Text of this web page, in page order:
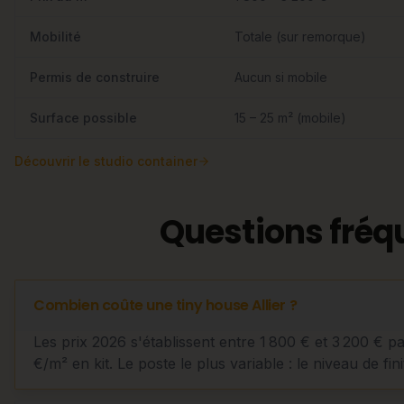
Mobilité Totale (sur remorque)
Permis de construire Aucun si mobile
Surface possible 15 – 25 m² (mobile)
Découvrir le studio container
Questions
Combien coûte une tiny house Allier ?
Les prix 2026 s'établissent entre 1 800 € et 3 200 €
€/m² en kit. Le poste le plus variable : le niveau de